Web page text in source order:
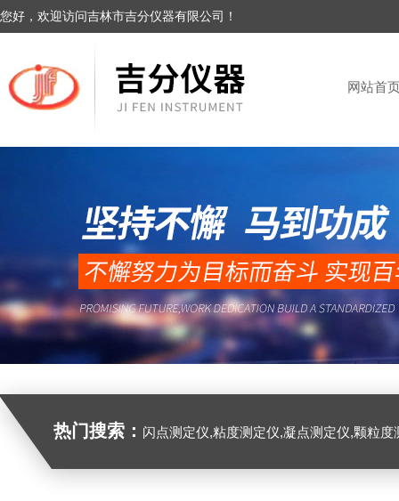
您好，欢迎访问吉林市吉分仪器有限公司！
网站首
热门搜索： 闪点测定仪,粘度测定仪,凝点测定仪,颗粒